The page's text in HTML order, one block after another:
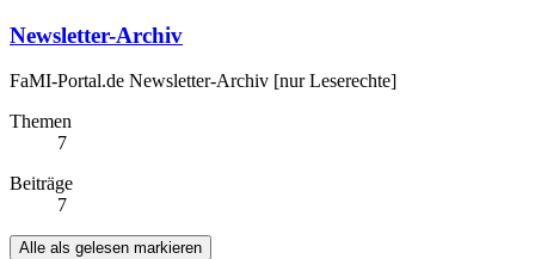
Newsletter-Archiv
FaMI-Portal.de Newsletter-Archiv [nur Leserechte]
Themen
7
Beiträge
7
Alle als gelesen markieren